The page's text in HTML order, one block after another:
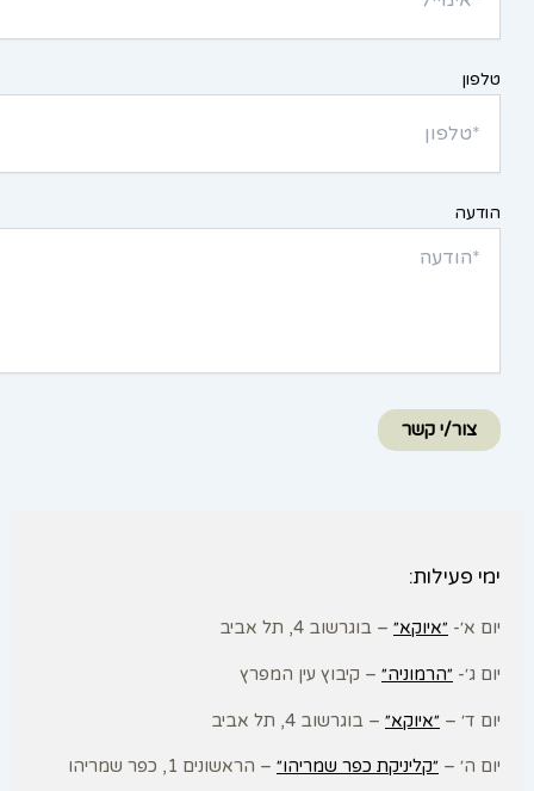
טלפון
הודעה
צור/י קשר
ימי פעילות:
יום א׳-״איוקא״– בוגרשוב 4, תל אביב
יום ג׳-״הרמוניה״– קיבוץ עין המפרץ
יום ד׳ –״איוקא״– בוגרשוב 4, תל אביב
יום ה׳ –״קליניקת כפר שמריהו״– הראשונים 1, כפר שמריהו